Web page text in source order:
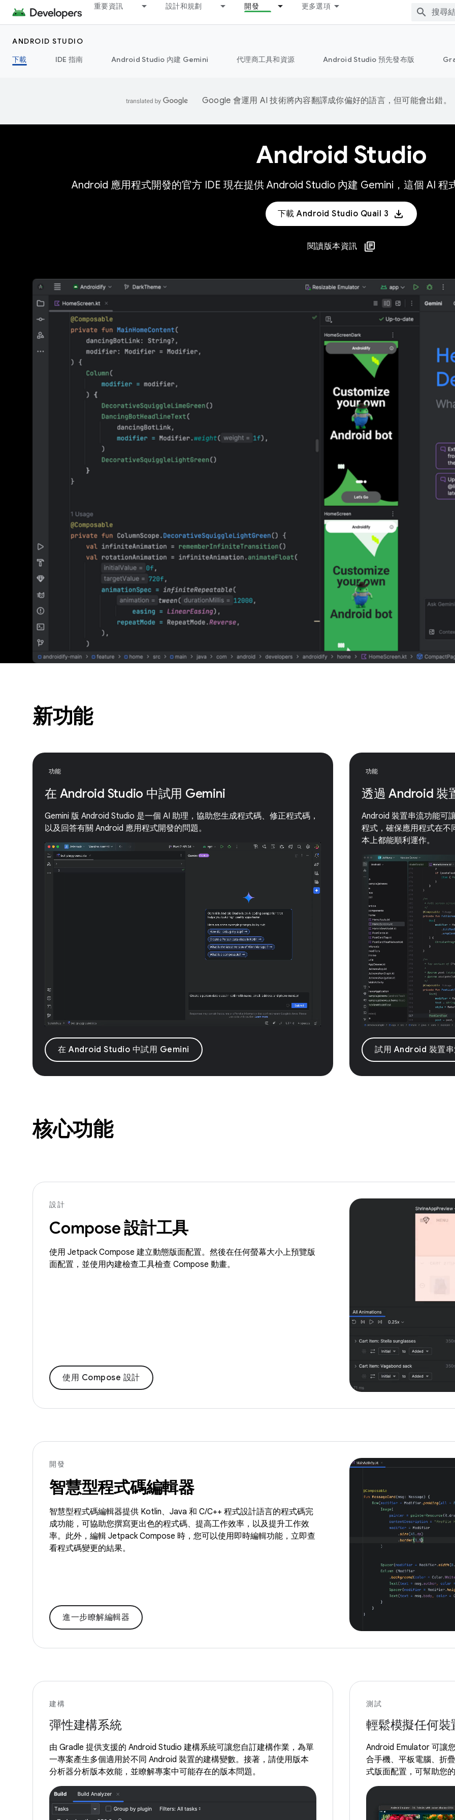
重要資訊 設計和規劃 開發 更多選項
ANDROID STUDIO
下載
IDE 指南 Android Studio 內建 Gemini 代理商工具和資源 Android Studio 預先發布版
Google 會運用 AI 技術將內容翻譯成你偏好的語言，但可能會出錯。
Android Studio
Android 應用程式開發的官方 IDE 現在提供 Android Studio 內建 Gemini，這個 AI 程
下載 Android Studio Quail 3
閱讀版本資訊
新功能
功能
在 Android Studio 中試用 Gemini
Gemini 版 Android Studio 是一個 AI 助理，協助您生成程式碼、修正程式碼，
以及回答有關 Android 應用程式開發的問題。
在 Android Studio 中試用 Gemini
功能
透過 Android 裝
Android 裝置串流功能可
程式，確保應用程式在不
本上都能順利運作。
試用 Android 裝置
核心功能
設計
Compose 設計工具
使用 Jetpack Compose 建立動態版面配置。然後在任何螢幕大小上預覽版
面配置，並使用內建檢查工具檢查 Compose 動畫。
使用 Compose 設計
開發
智慧型程式碼編輯器
智慧型程式碼編輯器提供 Kotlin、Java 和 C/C++ 程式設計語言的程式碼完
成功能，可協助您撰寫更出色的程式碼、提高工作效率，以及提升工作效
率。此外，編輯 Jetpack Compose 時，您可以使用即時編輯功能，立即查
看程式碼變更的結果。
進一步瞭解編輯器
建構
彈性建構系統
由 Gradle 提供支援的 Android Studio 建構系統可讓您自訂建構作業，為單
一專案產生多個適用於不同 Android 裝置的建構變數。接著，請使用版本
分析器分析版本效能，並瞭解專案中可能存在的版本問題。
測試
輕鬆模擬任何裝
Android Emulator 可讓
合手機、平板電腦、折
式版面配置，可幫助您